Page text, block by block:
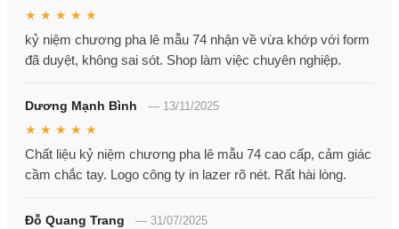
★ ★ ★ ★ ★
kỷ niệm chương pha lê mẫu 74 nhận về vừa khớp với form
đã duyệt, không sai sót. Shop làm việc chuyên nghiệp.
Dương Mạnh Bình — 13/11/2025
★ ★ ★ ★ ★
Chất liệu kỷ niệm chương pha lê mẫu 74 cao cấp, cảm giác
cầm chắc tay. Logo công ty in lazer rõ nét. Rất hài lòng.
Đỗ Quang Trang — 31/07/2025